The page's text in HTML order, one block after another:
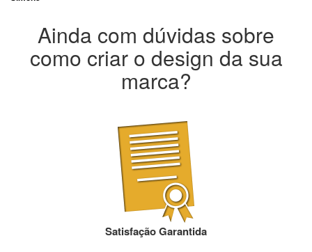
Ainda com dúvidas sobre
como criar o design da sua
marca?
Satisfação Garantida